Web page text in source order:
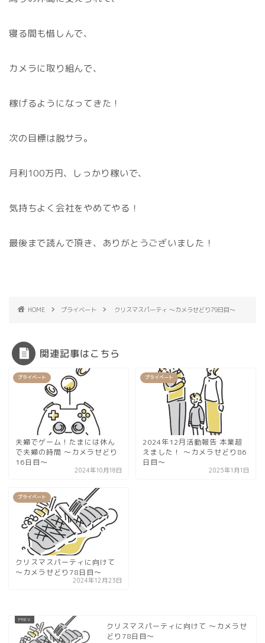
寝る間も惜しんで、
カメラに取り組んで、
稼げるようになってきた！
次の目標は脱サラ。
月利100万円、しっかり稼いで、
気持ちよく会社をやめてやる！
最後まで読んで頂き、ありがとうございました！
HOME プライベート クリスマスパーティ 〜カメラせどり79日目〜
関連記事はこちら
プライベート
夫婦でゲーム！たまには休ん
で夫婦の時間 〜カメラせどり
16日目〜
2024年10月18日
プライベート
2024年12月活動報告 本業超
えました！ 〜カメラせどり86
日目〜
2025年1月1日
プライベート
クリスマスパーティに向けて
〜カメラせどり78日目〜
2024年12月23日
クリスマスパーティに向けて 〜カメラせ
どり78日目〜